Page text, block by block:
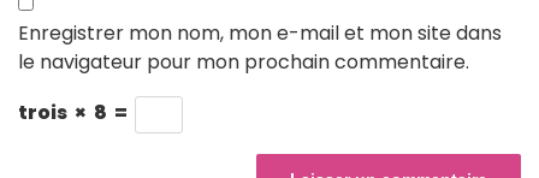
Enregistrer mon nom, mon e-mail et mon site dans
le navigateur pour mon prochain commentaire.
trois × 8 =